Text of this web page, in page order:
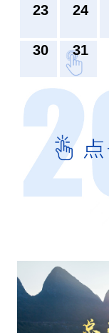
23 24
30 31